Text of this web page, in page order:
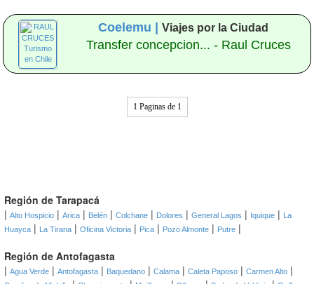
Coelemu |Viajes por la Ciudad
Transfer concepcion... - Raul Cruces
1 Paginas de 1
Región de Tarapacá
| Alto Hospicio | Arica | Belén | Colchane | Dolores | General Lagos | Iquique |
La
Huayca | La Tirana | Oficina Victoria | Pica | Pozo Almonte | Putre |
Región de Antofagasta
| Agua Verde | Antofagasta | Baquedano | Calama | Caleta Paposo | Carmen Alto |